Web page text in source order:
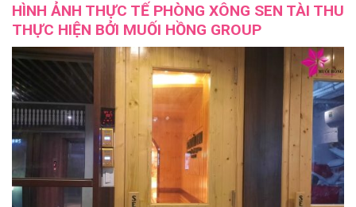
HÌNH ẢNH THỰC TẾ PHÒNG XÔNG SEN TÀI THU
THỰC HIỆN BỞI MUỐI HỒNG GROUP